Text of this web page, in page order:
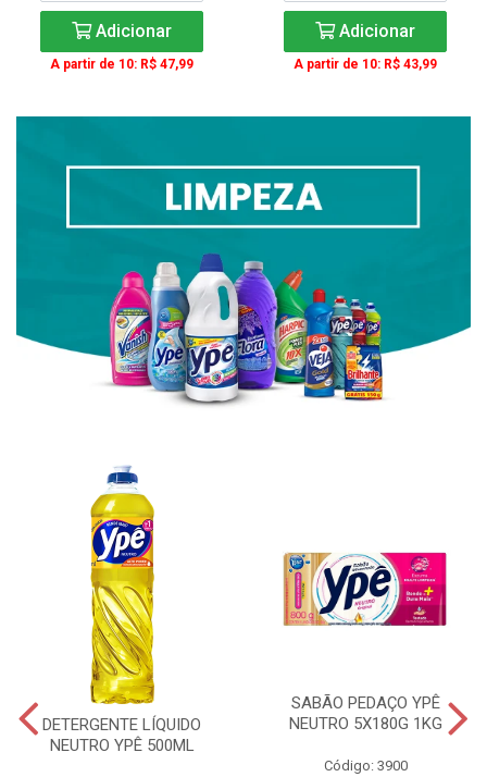
Adicionar
A partir de 10: R$ 47,99
Adicionar
A partir de 10: R$ 43,99
DETERGENTE LÍQUIDO
NEUTRO YPÊ 500ML
SABÃO PEDAÇO YPÊ
NEUTRO 5X180G 1KG
Código: 3900